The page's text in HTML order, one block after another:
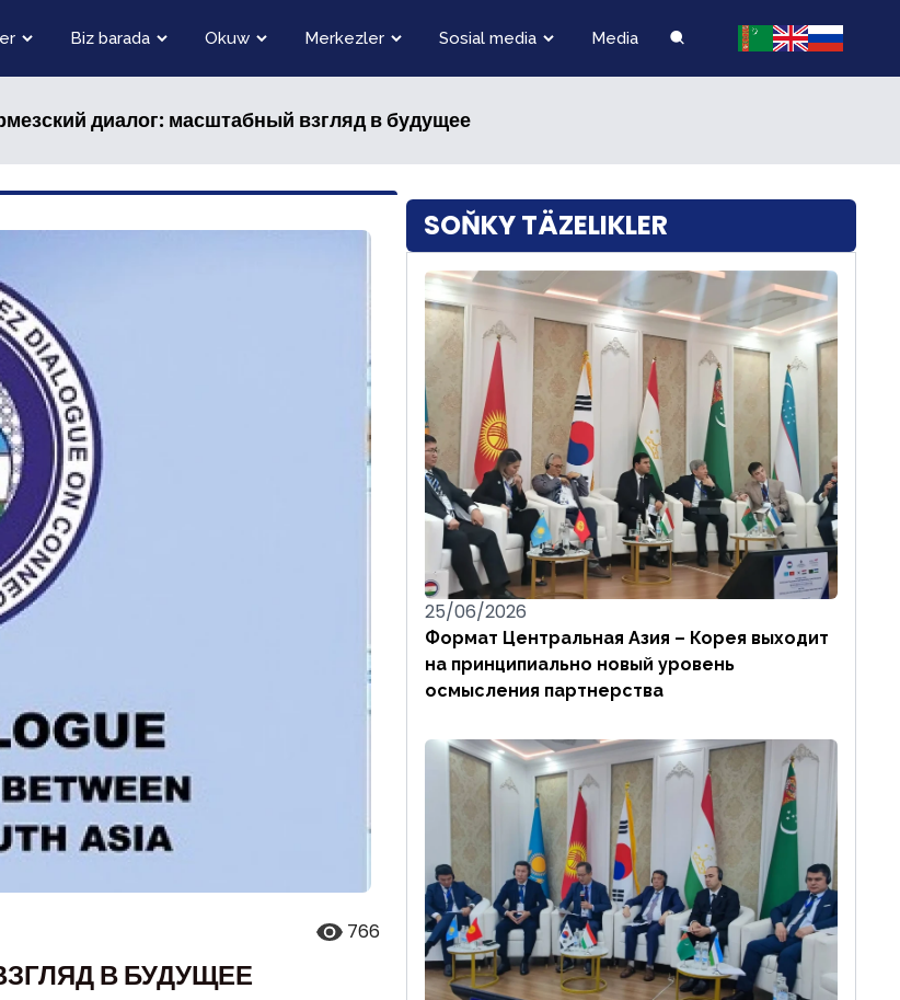
Biz barada Okuw Merkezler Sosial media Media
диалог: масштабный взгляд в будущее
766
В БУДУЩЕЕ
SOŇKY TÄZELIKLER
25/06/2026
Формат Центральная Азия – Корея выходит
на принципиально новый уровень
осмысления партнерства